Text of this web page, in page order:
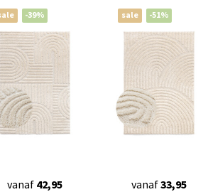
-39%
vanaf 42,95
sale -51%
vanaf33,95